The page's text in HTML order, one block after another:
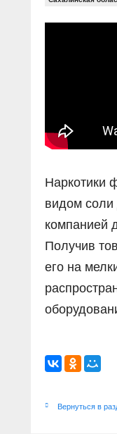
Прямой
В знании сила
Газета «Щит и
О
Наркотики
видом соли
компанией
Получив
его на
Вернуться в